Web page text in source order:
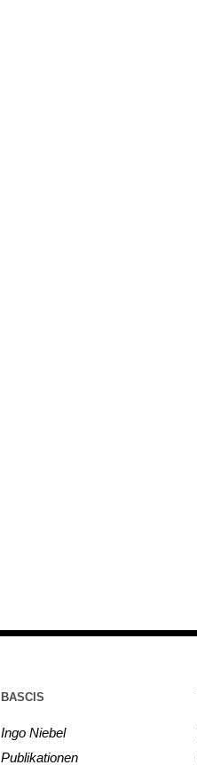
BASCIS
Ingo Niebel
Publikationen